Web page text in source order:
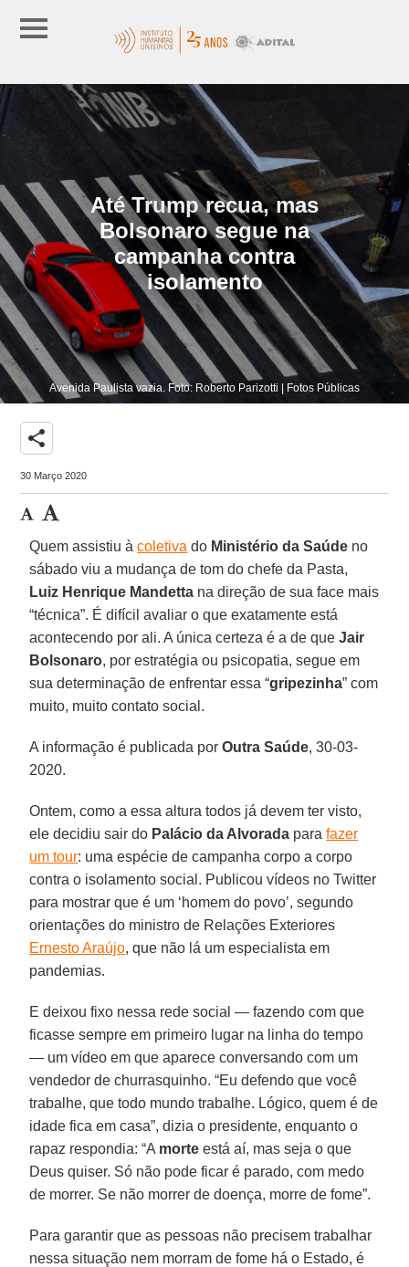
Até Trump recua, mas
Bolsonaro segue na
campanha contra
isolamento
Avenida Paulista vazia. Foto: Roberto Parizotti | Fotos Públicas
share
30 Março 2020
Quem assistiu àcoletiva do Ministério da Saúde no
sábado viu a mudança de tom do chefe da Pasta,
Luiz Henrique Mandetta na direção de sua face mais
“técnica”. É difícil avaliar o que exatamente está
acontecendo por ali. A única certeza é a de queJair
Bolsonaro, por estratégia ou psicopatia, segue em
sua determinação de enfrentar essa “gripezinha” com
muito, muito contato social.
A informação é publicada porOutra Saúde, 30-03-
2020.
Ontem, como a essa altura todos já devem ter visto,
ele decidiu sair do Palácio da Alvorada parafazer
um tour: uma espécie de campanha corpo a corpo
contra o isolamento social. Publicou vídeos no Twitter
para mostrar que é um ‘homem do povo’, segundo
orientações do ministro de Relações Exteriores
Ernesto Araújo, que não lá um especialista em
pandemias.
E deixou fixo nessa rede social — fazendo com que
ficasse sempre em primeiro lugar na linha do tempo
— um vídeo em que aparece conversando com um
vendedor de churrasquinho. “Eu defendo que você
trabalhe, que todo mundo trabalhe. Lógico, quem é de
idade fica em casa”, dizia o presidente, enquanto o
rapaz respondia: “A morte está aí, mas seja o que
Deus quiser. Só não pode ficar é parado, com medo
de morrer. Se não morrer de doença, morre de fome”.
Para garantir que as pessoas não precisem trabalhar
nessa situação nem morram de fome há o Estado, é